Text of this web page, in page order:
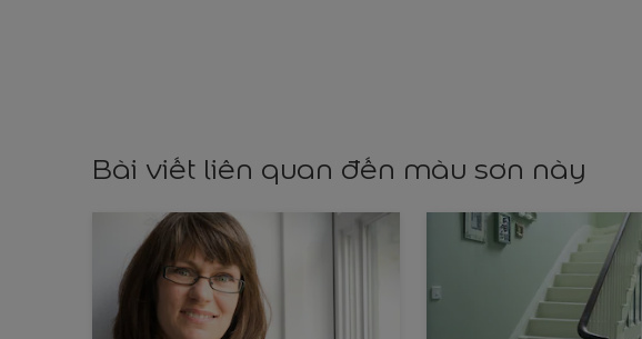
Bài viết liên quan đến màu sơn này